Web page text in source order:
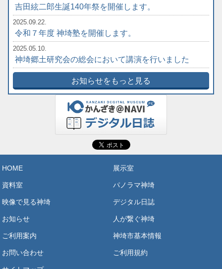
吉田絃二郎生誕140年祭を開催します。
2025.09.22.
令和７年度 神埼塾を開催します。
2025.05.10.
神埼郷土研究会の総会において講演を行いました
お知らせをもっと見る
HOME 展示室
資料室 パノラマ神埼
映像で見る神埼 デジタル日誌
お知らせ 人が繋ぐ神埼
ご利用案内 神埼市基本情報
お問い合わせ ご利用規約